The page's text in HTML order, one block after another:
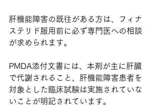
肝機能障害の既往がある方は、フィナ
ステリド服用前に必ず専門医への相談
が求められます。
PMDA添付文書には、本剤が主に肝臓
で代謝されること、肝機能障害患者を
対象とした臨床試験は実施されていな
いことが明記されています。